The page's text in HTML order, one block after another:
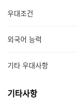
우대조건
외국어 능력
기타 우대사항
기타사항